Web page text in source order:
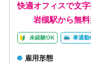
快適オフィスで文
岩槻駅から無料
未経験OK 車通勤
雇用形態